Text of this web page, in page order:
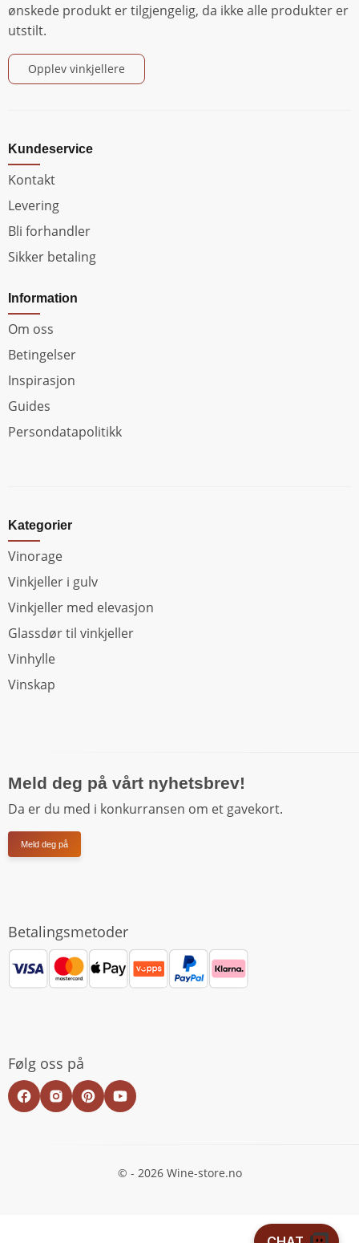
ønskede produkt er tilgjengelig, da ikke alle produkter er
utstilt.
Opplev vinkjellere
Kundeservice
Kontakt
Levering
Bli forhandler
Sikker betaling
Information
Om oss
Betingelser
Inspirasjon
Guides
Persondatapolitikk
Kategorier
Vinorage
Vinkjeller i gulv
Vinkjeller med elevasjon
Glassdør til vinkjeller
Vinhylle
Vinskap
Meld deg på vårt nyhetsbrev!
Da er du med i konkurransen om et gavekort.
Meld deg på
Betalingsmetoder
Følg oss på
© - 2026 Wine-store.no